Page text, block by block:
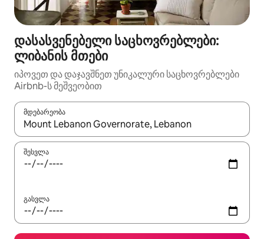
დასასვენებელი საცხოვრებლები:
ლიბანის მთები
იპოვეთ და დაჯავშნეთ უნიკალური საცხოვრებლები
Airbnb-ს მეშვეობით
მდებარეობა
როცა შედეგები ხელმისაწვდომი გახდება, ნავიგაციისთვის
შესვლა
გასვლა